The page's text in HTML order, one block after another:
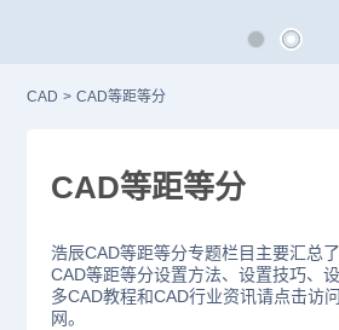
CAD > CAD等距等分
CAD等距等分
浩辰CAD等距等分专题栏目主要汇总
CAD等距等分设置方法、设置技巧、
多CAD教程和CAD行业资讯请点击访
网。